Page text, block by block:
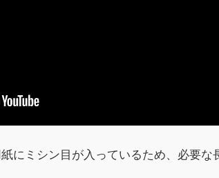
にミシン目が入っているため、必要な